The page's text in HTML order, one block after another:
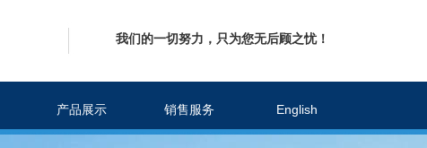
产品展示 销售服务 English
我们的一切努力，只为您无后顾之忧！